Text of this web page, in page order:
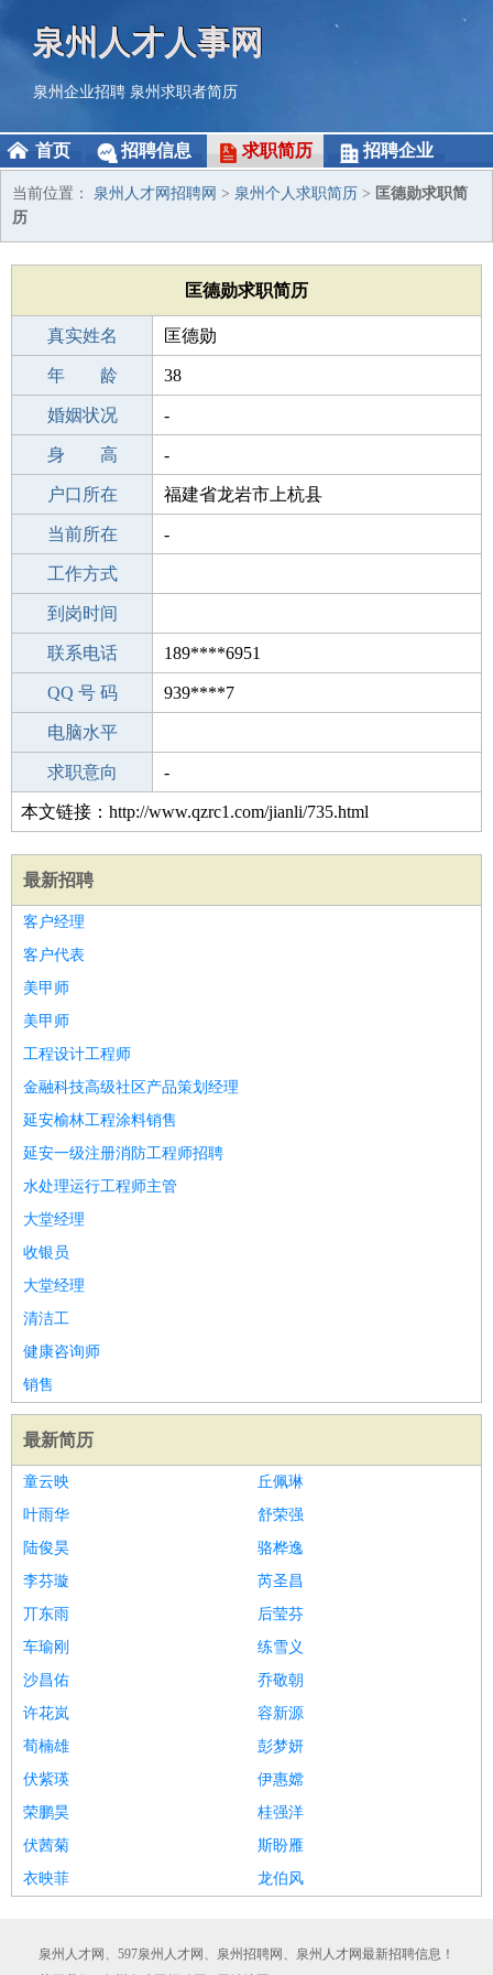
泉州人才人事网
泉州企业招聘 泉州求职者简历
首页 招聘信息 求职简历 招聘企业
当前位置： 泉州人才网招聘网 > 泉州个人求职简历 > 匡德勋求职简
历
匡德勋求职简历
真实姓名 匡德勋
性 别 男
年 龄 38
出生年月 1988-07-03
婚姻状况 -
学 历 成人教育
身 高 -
毕业学校 重庆新空美发培训学校
户口所在 福建省龙岩市上杭县
所学专业 -
当前所在 -
工作经验
工作方式
驾 照
到岗时间
期望月薪
联系电话 189****6951
手机号码 189****6951
QQ 号 码 939****7
微信号码
电脑水平
外语水平
求职意向 -
本文链接：http://www.qzrc1.com/jianli/735.html
最新招聘
客户经理
客户代表
美甲师
美甲师
工程设计工程师
金融科技高级社区产品策划经理
延安榆林工程涂料销售
延安一级注册消防工程师招聘
水处理运行工程师主管
大堂经理
收银员
大堂经理
清洁工
健康咨询师
销售
最新简历
童云映
丘佩琳
叶雨华
舒荣强
陆俊昊
骆桦逸
李芬璇
芮圣昌
丌东雨
后莹芬
车瑜刚
练雪义
沙昌佑
乔敬朝
许花岚
容新源
荀楠雄
彭梦妍
伏紫瑛
伊惠嫦
荣鹏昊
桂强洋
伏茜菊
斯盼雁
衣映菲
龙伯风
泉州人才网、597泉州人才网、泉州招聘网、泉州人才网最新招聘信息！